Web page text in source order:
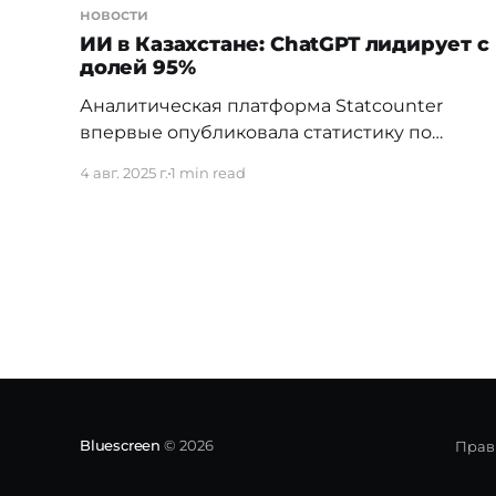
новости
ИИ в Казахстане: ChatGPT лидирует с
долей 95%
Аналитическая платформа Statcounter
впервые опубликовала статистику по
4 авг. 2025 г.1 min read
Bluescreen © 2026